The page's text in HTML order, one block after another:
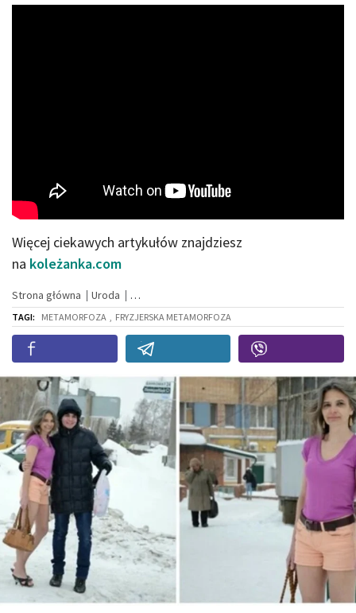
Więcej ciekawych artykułów znajdziesz
na koleżanka.com
Strona główna Uroda
TAGI: METAMORFOZA FRYZJERSKA METAMORFOZA